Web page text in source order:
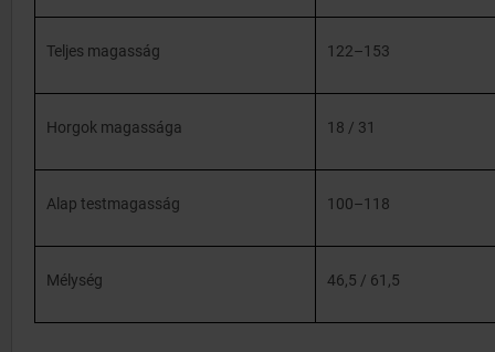
Teljes magasság 122–153
Horgok magassága 18 / 31
Alap testmagasság 100–118
Mélység 46,5 / 61,5